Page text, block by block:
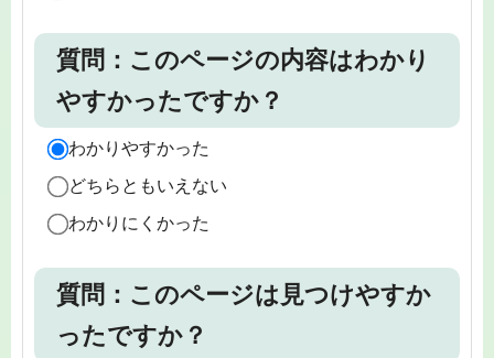
質問：このページの内容はわかり
やすかったですか？
わかりやすかった
どちらともいえない
わかりにくかった
質問：このページは見つけやすか
ったですか？